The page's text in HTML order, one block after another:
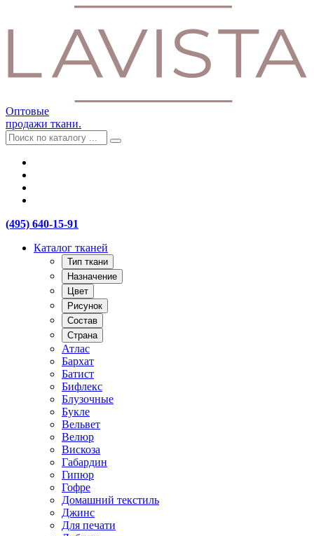
Оптовые
продажи ткани.
(495) 640-15-91
Каталог тканей
Тип ткани
Назначение
Цвет
Рисунок
Состав
Страна
Атлас
Бархат
Батист
Бифлекс
Блузочные
Букле
Вельвет
Велюр
Вискоза
Габардин
Гипюр
Гофре
Домашний текстиль
Джинс
Для печати